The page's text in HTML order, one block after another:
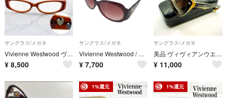
サングラス/メガネ
Vivienne Westwood ヴィヴィアンウエストウッド メガネフレーム スカルモチーフ スクエア
¥ 8,500
サングラス/メガネ
Vivienne Westwood / ヴィヴィアンウエストウッド | オーブ ラインストーン サングラス アイウェア | 60□16 135 | レッド系 | レディース
¥ 7,700
サングラス/メガネ
美品 ヴィヴィアンウエストウッド サングラス VW-7753 オーブ ケース付き
¥ 11,000
1%還元 1%還元